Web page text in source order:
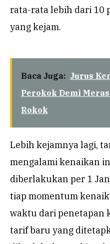
rata-rata lebih dari 10
yang kejam.
Baca Juga: Jurus
Perokok Demi
Rokok
Lebih kejamnya lagi,
mengalami kenaikan
diberlakukan per 1
tiap momentum
waktu dari penetapan
tarif baru yang